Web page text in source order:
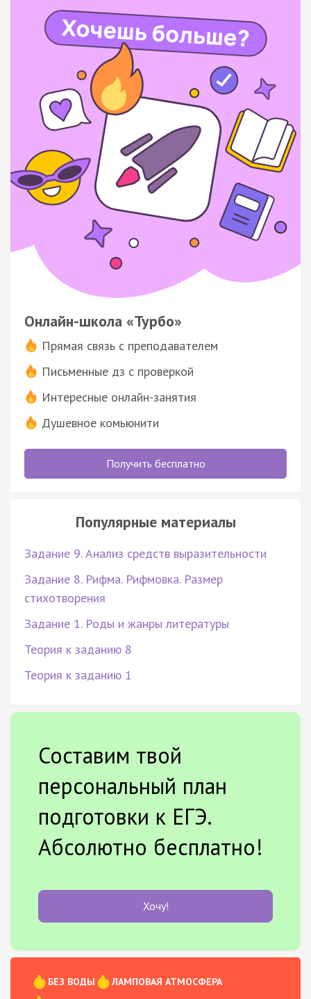
Онлайн-школа «Турбо»
Прямая связь с преподавателем
Письменные дз с проверкой
Интересные онлайн-занятия
Душевное комьюнити
Получить бесплатно
Популярные материалы
Задание 9. Анализ средств выразительности
Задание 8. Рифма. Рифмовка. Размер
стихотворения
Задание 1. Роды и жанры литературы
Теория к заданию 8
Теория к заданию 1
Составим твой
персональный план
подготовки к ЕГЭ.
Абсолютно бесплатно!
Хочу!
БЕЗ ВОДЫ
ЛАМПОВАЯ АТМОСФЕРА